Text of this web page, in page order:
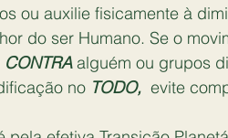
ou auxilie fisicamente à
do ser Humano. Se o
CONTRA alguém ou grupos
no TODO, evite